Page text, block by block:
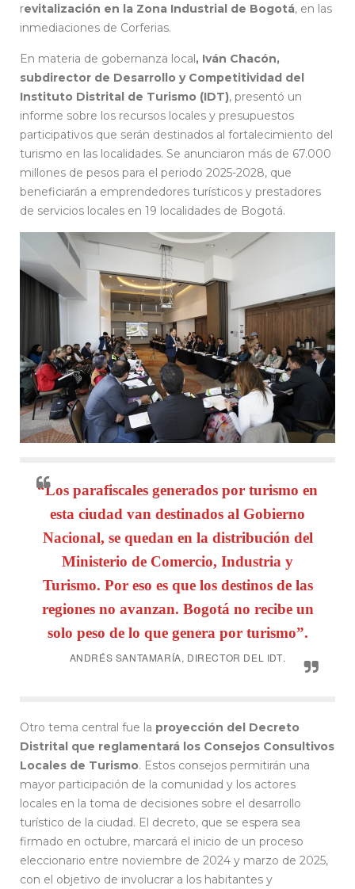
revitalización en la Zona Industrial de Bogotá, en las
inmediaciones de Corferias.
En materia de gobernanza local, Iván Chacón,
subdirector de Desarrollo y Competitividad del
Instituto Distrital de Turismo (IDT), presentó un
informe sobre los recursos locales y presupuestos
participativos que serán destinados al fortalecimiento del
turismo en las localidades. Se anunciaron más de 67.000
millones de pesos para el periodo 2025-2028, que
beneficiarán a emprendedores turísticos y prestadores
de servicios locales en 19 localidades de Bogotá.
“Los parafiscales generados por turismo en
esta ciudad van destinados al Gobierno
Nacional, se quedan en la distribución del
Ministerio de Comercio, Industria y
Turismo. Por eso es que los destinos de las
regiones no avanzan. Bogotá no recibe un
solo peso de lo que genera por turismo”.
ANDRÉS SANTAMARÍA, DIRECTOR DEL IDT.
Otro tema central fue la proyección del Decreto
Distrital que reglamentará los Consejos Consultivos
Locales de Turismo. Estos consejos permitirán una
mayor participación de la comunidad y los actores
locales en la toma de decisiones sobre el desarrollo
turístico de la ciudad. El decreto, que se espera sea
firmado en octubre, marcará el inicio de un proceso
eleccionario entre noviembre de 2024 y marzo de 2025,
con el objetivo de involucrar a los habitantes y